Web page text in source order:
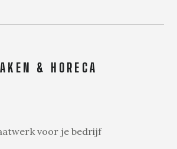
& HORECA
voor je bedrijf